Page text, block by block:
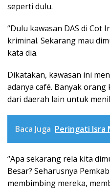
seperti dulu.
“Dulu kawasan DAS di Cot
kriminal. Sekarang mau
kata dia.
Dikatakan, kawasan ini
adanya café. Banyak orang
dari daerah lain untuk
Baca Juga Peringati Isra
“Apa sekarang rela kita
Besar? Seharusnya
membimbing mereka,